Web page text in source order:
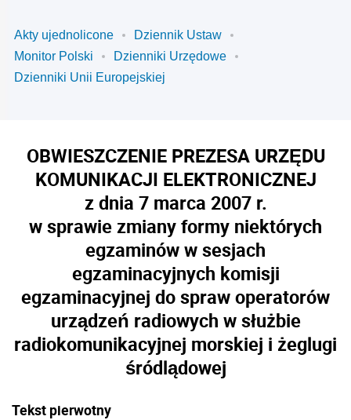
Akty ujednolicone
Dziennik Ustaw
Monitor Polski
Dzienniki Urzędowe
Dzienniki Unii Europejskiej
OBWIESZCZENIE PREZESA URZĘDU
KOMUNIKACJI ELEKTRONICZNEJ
z dnia 7 marca 2007 r.
w sprawie zmiany formy niektórych
egzaminów w sesjach
egzaminacyjnych komisji
egzaminacyjnej do spraw operatorów
urządzeń radiowych w służbie
radiokomunikacyjnej morskiej i żeglugi
śródlądowej
Tekst pierwotny